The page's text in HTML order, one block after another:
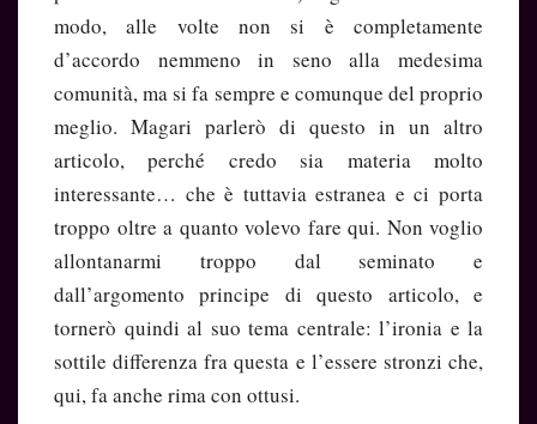
modo, alle volte non si è completamente
d’accordo nemmeno in seno alla medesima
comunità, ma si fa sempre e comunque del proprio
meglio. Magari parlerò di questo in un altro
articolo, perché credo sia materia molto
interessante… che è tuttavia estranea e ci porta
troppo oltre a quanto volevo fare qui. Non voglio
allontanarmi troppo dal seminato e
dall’argomento principe di questo articolo, e
tornerò quindi al suo tema centrale: l’ironia e la
sottile differenza fra questa e l’essere stronzi che,
qui, fa anche rima con ottusi.